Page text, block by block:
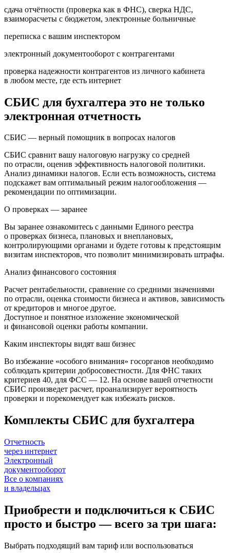
сдача отчётности (проверка как в ФНС), сверка НДС,
взаиморасчеты с бюджетом, электронные больничные
переписка с вашим инспектором
электронный документооборот с контрагентами
проверка надежности контрагентов из личного кабинета
в любом месте, где есть интернет
СБИС для бухгалтера это не только
электронная отчетность
СБИС — верный помощник в вопросах налогов
СБИС сравнит вашу налоговую нагрузку со средней
по отрасли, оценив эффективность налоговой политики.
Анализ динамики налогов. Если есть возможность, система
подскажет вам оптимальный режим налогообложения —
рекомендации по оптимизации.
О проверках — заранее
Вы заранее ознакомитесь с данными Единого реестра
о проверках бизнеса, плановых и внеплановых,
контролирующими органами и будете готовы к предстоящим
визитам инспекторов, что позволит минимизировать штрафы.
Анализ финансового состояния
Расчет рентабельности, сравнение со средними значениями
по отрасли, оценка стоимости бизнеса и активов, зависимость
от кредиторов и многое другое.
Доступное и понятное изложение экономической
и финансовой оценки работы компании.
Каким инспекторы видят ваш бизнес
Во избежание «особого внимания» госорганов необходимо
соблюдать критерии добросовестности. Для ФНС таких
критериев 40, для ФСС — 12. На основе вашей отчетности
СБИС произведет расчет, проанализирует вероятность
проверки и порекомендует как избежать рисков.
Комплекты СБИС для бухгалтера
Отчетность
через интернет
Электронный
документооборот
Все о компаниях
и владельцах
Приобрести и подключиться к СБИС
просто и быстро — всего за три шага:
Выбрать подходящий вам тариф или воспользоваться